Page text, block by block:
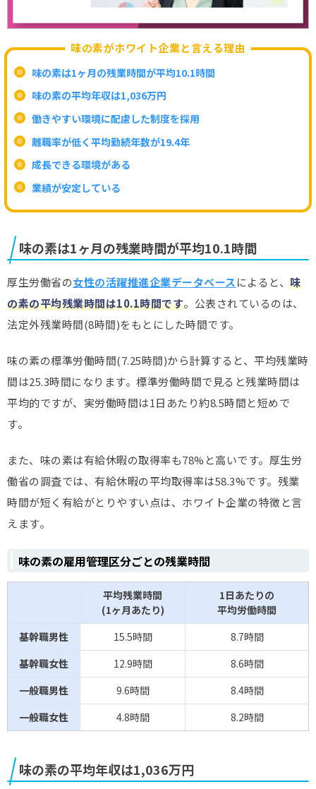
味の素がホワイト企業と言える理由
味の素は1ヶ月の残業時間が平均10.1時間
味の素の平均年収は1,036万円
働きやすい環境に配慮した制度を採用
離職率が低く平均勤続年数が19.4年
成長できる環境がある
業績が安定している
味の素は1ヶ月の残業時間が平均10.1時間
厚生労働省の女性の活躍推進企業データベースによると、 味
の素の平均残業時間は10.1時間です。公表されているのは、
法定外残業時間(8時間)をもとにした時間です。
味の素の標準労働時間(7.25時間)から計算すると、平均残業時
間は25.3時間になります。標準労働時間で見ると残業時間は
平均的ですが、実労働時間は1日あたり約8.5時間と短めで
す。
また、味の素は有給休暇の取得率も78%と高いです。厚生労
働省の調査では、有給休暇の平均取得率は58.3%です。残業
時間が短く有給がとりやすい点は、ホワイト企業の特徴と言
えます。
味の素の雇用管理区分ごとの残業時間
平均残業時間
(1ヶ月あたり)
1日あたりの
平均労働時間
基幹職男性
15.5時間
8.7時間
基幹職女性
12.9時間
8.6時間
一般職男性
9.6時間
8.4時間
一般職女性
4.8時間 8.2時間
味の素の平均年収は1,036万円